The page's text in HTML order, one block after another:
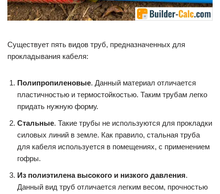
Существует пять видов труб, предназначенных для
прокладывания кабеля:
Полипропиленовые. Данный материал отличается
пластичностью и термостойкостью. Таким трубам легко
придать нужную форму.
Стальные. Такие трубы не используются для прокладки
силовых линий в земле. Как правило, стальная труба
для кабеля используется в помещениях, с применением
гофры.
Из полиэтилена высокого и низкого давления.
Данный вид труб отличается легким весом, прочностью